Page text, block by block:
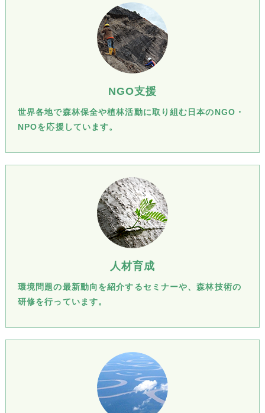
NGO支援
世界各地で森林保全や植林活動に取り組む日本のNGO・
NPOを応援しています。
人材育成
環境問題の最新動向を紹介するセミナーや、森林技術の
研修を行っています。